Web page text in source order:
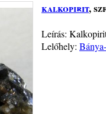
kalkopirit,
Leírás:
Lelőhely: